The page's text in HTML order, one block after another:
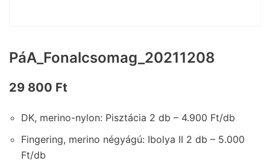
PáA_Fonalcsomag_20211208
29 800 Ft
DK, merino-nylon: Pisztácia 2 db – 4.900 Ft/db
Fingering, merino négyágú: Ibolya II 2 db – 5.000
Ft/db